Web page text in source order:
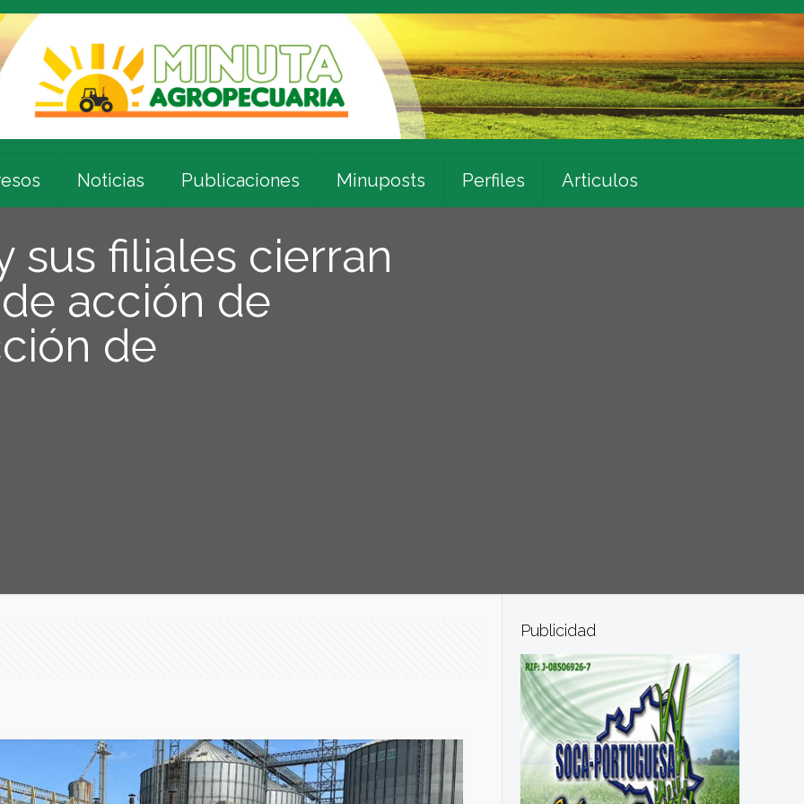
Noticias Publicaciones Minuposts Perfiles Articulos
sus filiales cierran
acción de
de
Publicidad